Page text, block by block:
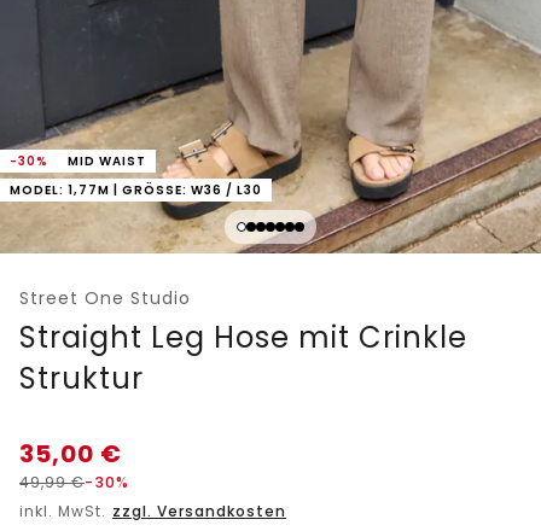
-30%
MID WAIST
MODEL: 1,77M | GRÖSSE: W36 / L30
Street One Studio
Straight Leg Hose mit Crinkle
Struktur
35,00 €
49,99€-30%
inkl. MwSt. zzgl. Versandkosten